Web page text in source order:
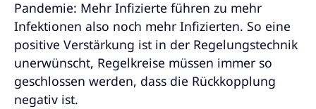
Pandemie: Mehr Infizierte führen zu mehr
Infektionen also noch mehr Infizierten. So eine
positive Verstärkung ist in der Regelungstechnik
unerwünscht, Regelkreise müssen immer so
geschlossen werden, dass die Rückkopplung
negativ ist.